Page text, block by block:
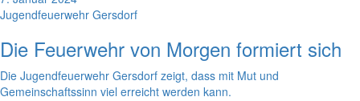
Jugendfeuerwehr Gersdorf
Die Feuerwehr von Morgen formiert sich
Die Jugendfeuerwehr Gersdorf zeigt, dass mit Mut und
Gemeinschaftssinn viel erreicht werden kann.